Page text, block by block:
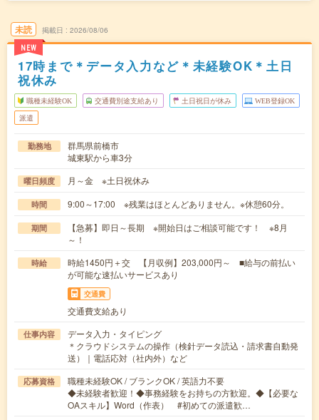
未読
NEW
掲載日 2026/08/06
17時まで＊データ入力など＊未経験OK＊土日
祝休み
職種未経験OK 交通費別途支給あり 土日祝日が休み WEB登録OK
派遣
勤務地
群馬県前橋市
城東駅から車3分
曜日頻度 月～金 ※土日祝休み
時間 9:00～17:00 ※残業はほとんどありません。※休憩60分。
期間
【急募】即日～長期 ※開始日はご相談可能です！ ※8月
～！
時給
時給1450円＋交 【月収例】203,000円～ ■給与の前払い
が可能な速払いサービスあり
交通費
交通費支給あり
仕事内容
データ入力・タイピング
＊クラウドシステムの操作（検針データ読込・請求書自動発
送）｜電話応対（社内外）など
応募資格
職種未経験OK / ブランクOK / 英語力不要
◆未経験者歓迎！◆事務経験をお持ちの方歓迎。◆【必要な
OAスキル】Word（作表） #初めての派遣歓…